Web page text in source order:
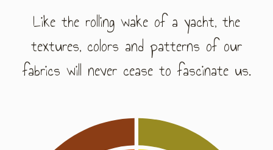
Like the rolling wake of a yacht, the
textures, colors and patterns of our
fabrics will never cease to fascinate us.